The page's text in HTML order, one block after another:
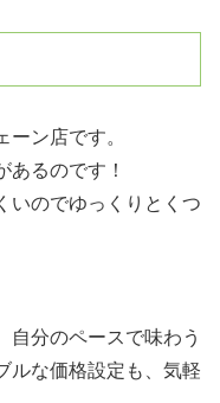
ン店です。
あるのです！
いのでゆっくりとくつ
自分のペースで味わう
ルな価格設定も、気軽